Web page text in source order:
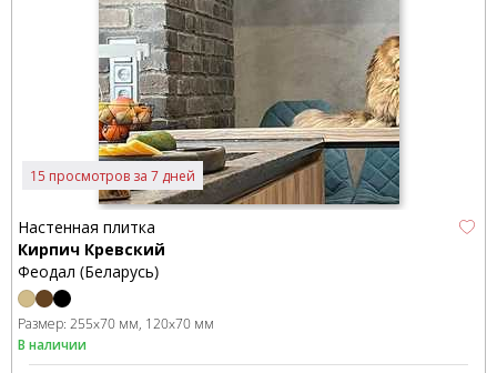
15 просмотров за 7 дней
Настенная плитка
Кирпич Кревский
Феодал (Беларусь)
Размер: 255x70 мм 120x70 мм
В наличии